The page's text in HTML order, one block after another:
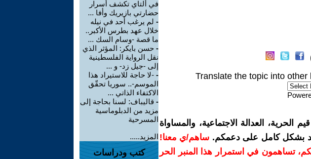
Translate the topic into other
العدالة الاجتماعية، والمساواة
بشكل كامل على دعمكم. ساهم/ي معنا!
تساهمون في استمرار هذا المنبر الحر
في ألتاي تكشف أسرار
حضارتي بازيريك وأفا ...
- لم يرغب أحد في نيله
خلال عهد بطرس الأكبر..
ما قصة -وسام السك ...
- حسن بايكر: المؤثر الذي
نقل الرواية الفلسطينية
إلى -جيل زد- و ...
- -لا حاجة للاستيراد هذا
الموسم-.. سوريا تحقّق
الاكتفاء الذاتي ...
- قاليباف: لسنا بحاجة إلى
مزيد من الدبلوماسية
المسرحية
المزيد.....
كتب ودراسات